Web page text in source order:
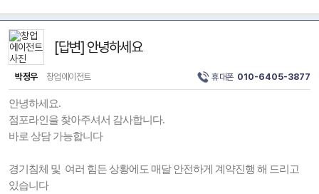
[답변] 안녕하세요
박정우 창업에이전트 휴대폰 010-6405-3877
안녕하세요.
점포라인을 찾아주셔서 감사합니다.
바로 상담 가능합니다
경기침체 및 여러 힘든 상황에도 매달 안전하게 계약진행 해 드리고
있습니다